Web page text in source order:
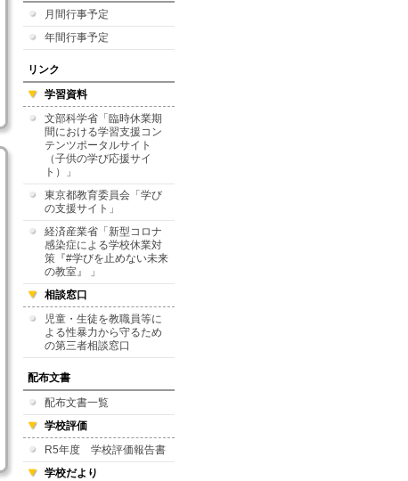
月間行事予定
年間行事予定
リンク
学習資料
文部科学省「臨時休業期
間における学習支援コン
テンツポータルサイト
（子供の学び応援サイ
ト）」
東京都教育委員会「学び
の支援サイト」
経済産業省「新型コロナ
感染症による学校休業対
策『#学びを止めない未来
の教室』 」
相談窓口
児童・生徒を教職員等に
よる性暴力から守るため
の第三者相談窓口
配布文書
配布文書一覧
学校評価
R5年度 学校評価報告書
学校だより